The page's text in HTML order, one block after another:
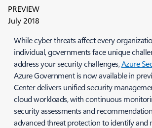
PREVIEW
July 2018
While cyber threats affect every
individual, governments face unique
address your security challenges,Azure
Azure Government is now available in
Center delivers unified security
cloud workloads, with continuous
security assessments and
advanced threat protection to identify and